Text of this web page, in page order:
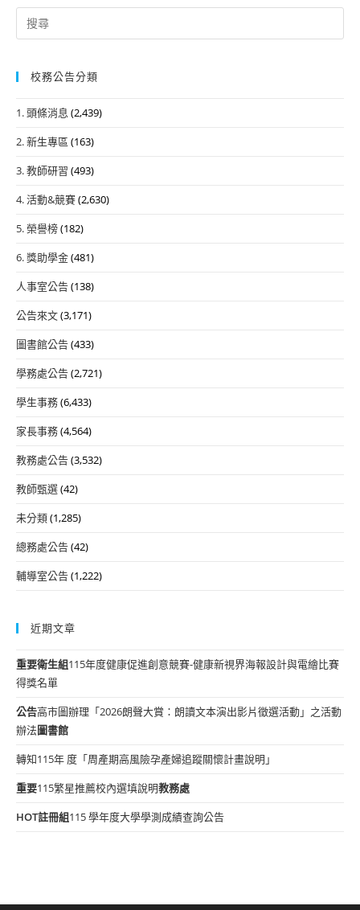
Search
for:
校務公告分類
1. 頭條消息 (2,439)
2. 新生專區 (163)
3. 教師研習 (493)
4. 活動&競賽(2,630)
5. 榮譽榜(182)
6. 獎助學金(481)
人事室公告(138)
公告來文(3,171)
圖書館公告(433)
學務處公告(2,721)
學生事務(6,433)
家長事務(4,564)
教務處公告(3,532)
教師甄選(42)
未分類(1,285)
總務處公告(42)
輔導室公告(1,222)
近期文章
重要衛生組115年度健康促進創意競賽-健康新視界海報設計與電繪比賽
得獎名單
公告高市圖辦理「2026朗聲大賞：朗讀文本演出影片徵選活動」之活動
辦法圖書館
轉知115年 度「周產期高風險孕產婦追蹤關懷計畫說明」
重要115繁星推薦校內選填說明教務處
HOT註冊組115 學年度大學學測成績查詢公告